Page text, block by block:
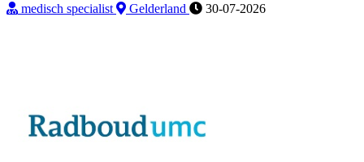
medisch specialist
Gelderland 30-07-2026